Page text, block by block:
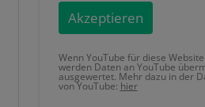
Akzeptieren
Wenn YouTube für diese
werden Daten an YouTube
ausgewertet. Mehr dazu in der
von YouTube: hier